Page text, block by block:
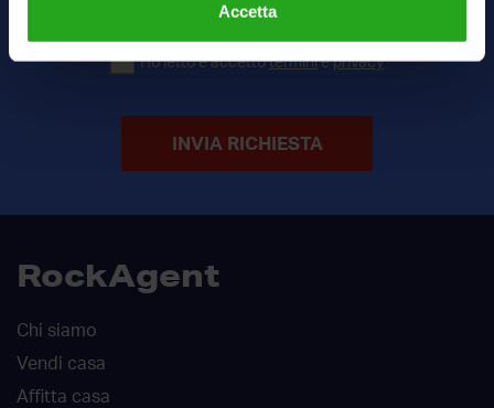
Accetta
Ho letto e accettoterminieprivacy
INVIA RICHIESTA
RockAgent
Chi siamo
Vendi casa
Affitta casa